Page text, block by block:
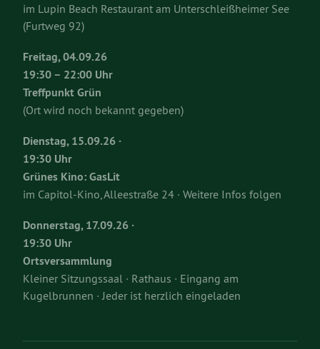
im Lupin Beach Restaurant am Unterschleißheimer See
(Furtweg 92)
Freitag, 04.09.26
19:30 – 22:00 Uhr
Treffpunkt Grün
(Ort wird noch bekannt gegeben)
Dienstag, 15.09.26 ·
19:30 Uhr
Grünes Kino: GasLit
im Capitol-Kino, Alleestraße 24 · Weitere Infos folgen
Donnerstag, 17.09.26 ·
19:30 Uhr
Ortsversammlung
Kleiner Sitzungssaal · Rathaus · Eingang am
Kugelbrunnen · Jeder ist herzlich eingeladen